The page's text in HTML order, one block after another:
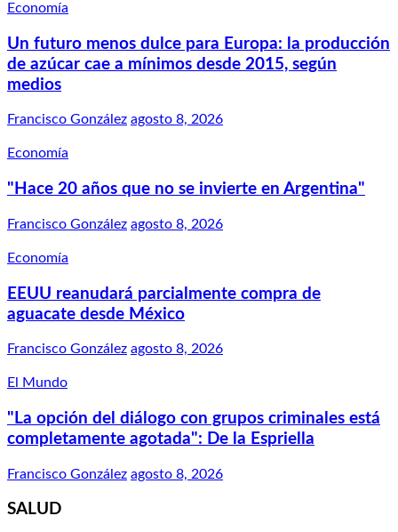
Economía
Un futuro menos dulce para Europa: la producción
de azúcar cae a mínimos desde 2015, según
medios
Francisco González agosto 8, 2026
Economía
"Hace 20 años que no se invierte en Argentina"
Francisco González agosto 8, 2026
Economía
EEUU reanudará parcialmente compra de
aguacate desde México
Francisco González agosto 8, 2026
El Mundo
"La opción del diálogo con grupos criminales está
completamente agotada": De la Espriella
Francisco González agosto 8, 2026
SALUD